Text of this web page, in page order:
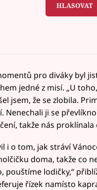
HLASOVAT
pro diváky byl
jedné z misí. „U
jsem, že se zlobila.
Nenechali ji se
takže nás
i o tom, jak stráví
doma, takže co
pouštíme lodičky,“
řízek namísto